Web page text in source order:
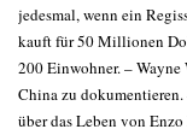
jedesmal, wenn ein
kauft für 50 Millionen
200 Einwohner. –
China zu
über das Leben von